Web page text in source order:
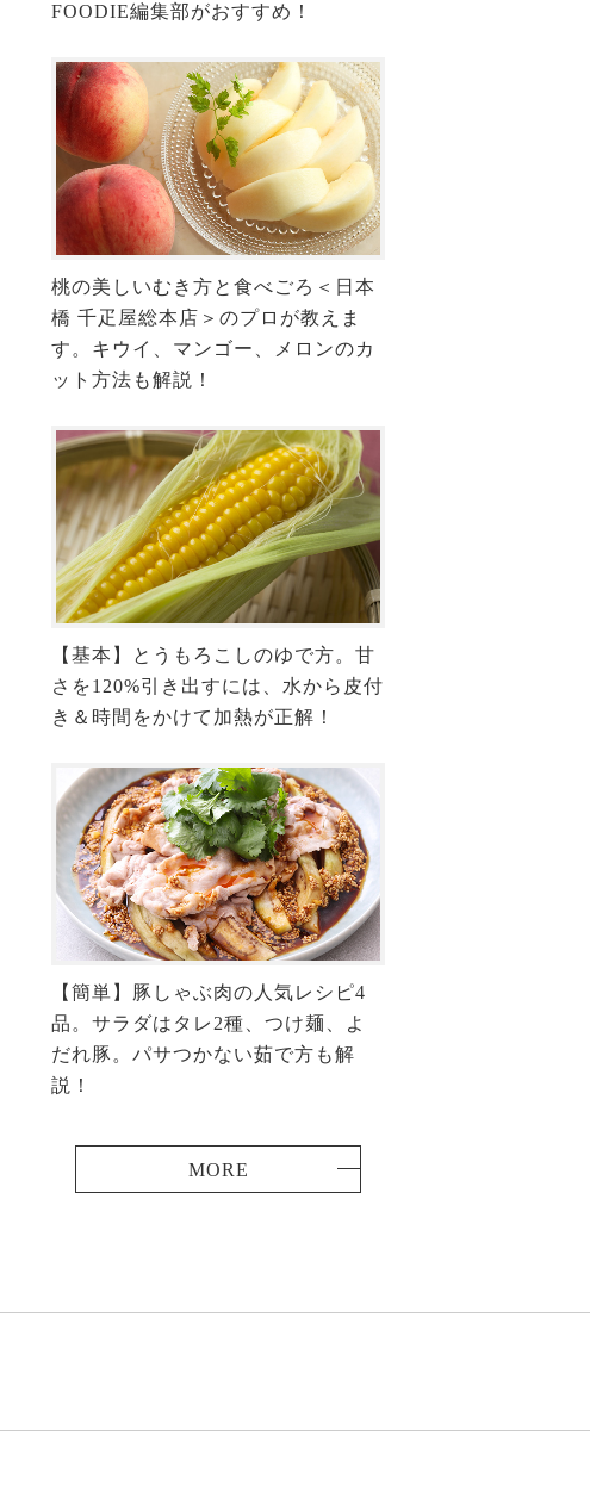
FOODIE編集部がおすすめ！
桃の美しいむき方と食べごろ＜日本
橋 千疋屋総本店＞のプロが教えま
す。キウイ、マンゴー、メロンのカ
ット方法も解説！
【基本】とうもろこしのゆで方。甘
さを120%引き出すには、水から皮付
き＆時間をかけて加熱が正解！
【簡単】豚しゃぶ肉の人気レシピ4
品。サラダはタレ2種、つけ麺、よ
だれ豚。パサつかない茹で方も解
説！
MORE